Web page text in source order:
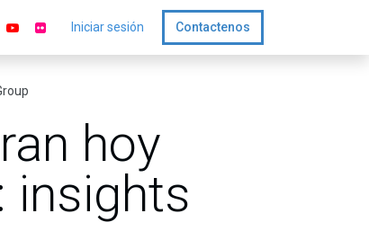
Iniciar sesión Contactenos
hoy
insights